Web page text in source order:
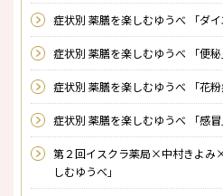
症状別 薬膳を楽しむゆうべ 「ダイ
症状別 薬膳を楽しむゆうべ 「便秘
症状別 薬膳を楽しむゆうべ 「花粉
症状別 薬膳を楽しむゆうべ 「感冒
第２回イスクラ薬局×中村きよみ
しむゆうべ」